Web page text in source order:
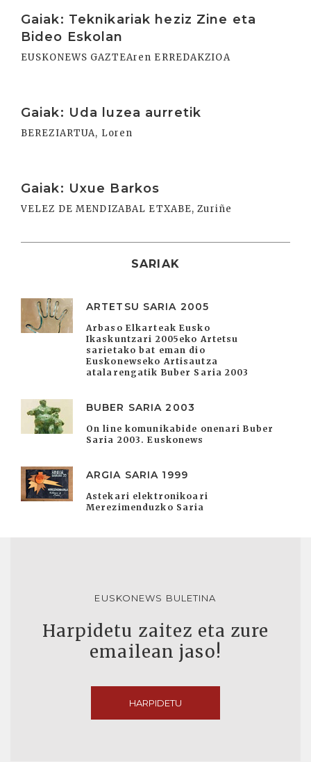
Gaiak: Teknikariak heziz Zine eta
Bideo Eskolan
EUSKONEWS GAZTEAren ERREDAKZIOA
Gaiak: Uda luzea aurretik
BEREZIARTUA, Loren
Gaiak: Uxue Barkos
VELEZ DE MENDIZABAL ETXABE, Zuriñe
SARIAK
ARTETSU SARIA 2005
Arbaso Elkarteak Eusko
Ikaskuntzari 2005eko Artetsu
sarietako bat eman dio
Euskonewseko Artisautza
atalarengatik Buber Saria 2003
BUBER SARIA 2003
On line komunikabide onenari Buber
Saria 2003. Euskonews
ARGIA SARIA 1999
Astekari elektronikoari
Merezimenduzko Saria
EUSKONEWS BULETINA
Harpidetu zaitez eta zure
emailean jaso!
HARPIDETU